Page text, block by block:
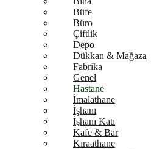
Büfe
Büro
Çiftlik
Depo
Dükkan & Mağaza
Fabrika
Genel
Hastane
İmalathane
İşhanı
İşhanı Katı
Kafe & Bar
Kıraathane